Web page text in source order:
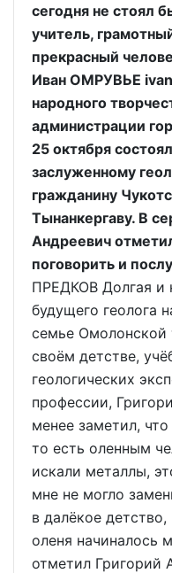
сегодня не стоял
учитель,
прекрасный
Иван ОМРУВЬЕ
народного
администрации
25 октября
заслуженному
гражданину
Тынанкергаву. В
Андреевич
поговорить и
ПРЕДКОВ Долгая и
будущего геолога
семье Омолонской
своём детстве,
геологических
профессии,
менее заметил,
то есть оленным
искали металлы,
мне не могло
в далёкое
оленя начиналось
отметил Григорий